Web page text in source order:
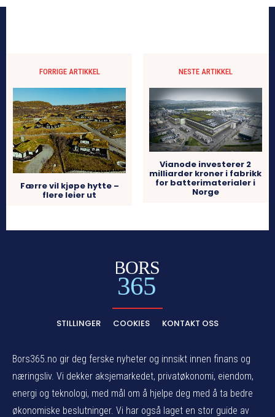
FORRIGE ARTIKKEL
Færre vil kjøpe hytte –
flere leier ut
NESTE ARTIKKEL
Vianode investerer 2
milliarder kroner i fabrikk
for batterimaterialer i
Norge
BORS
365
STILLINGER COOKIES KONTAKT OSS
Bors365.no gir deg ferske nyheter og innsikt innen finans og
næringsliv. Vi dekker aksjemarkedet, privatøkonomi, eiendom,
energi og teknologi, med mål om å hjelpe deg med å ta bedre
økonomiske beslutninger. Vi har også laget en stor guide av